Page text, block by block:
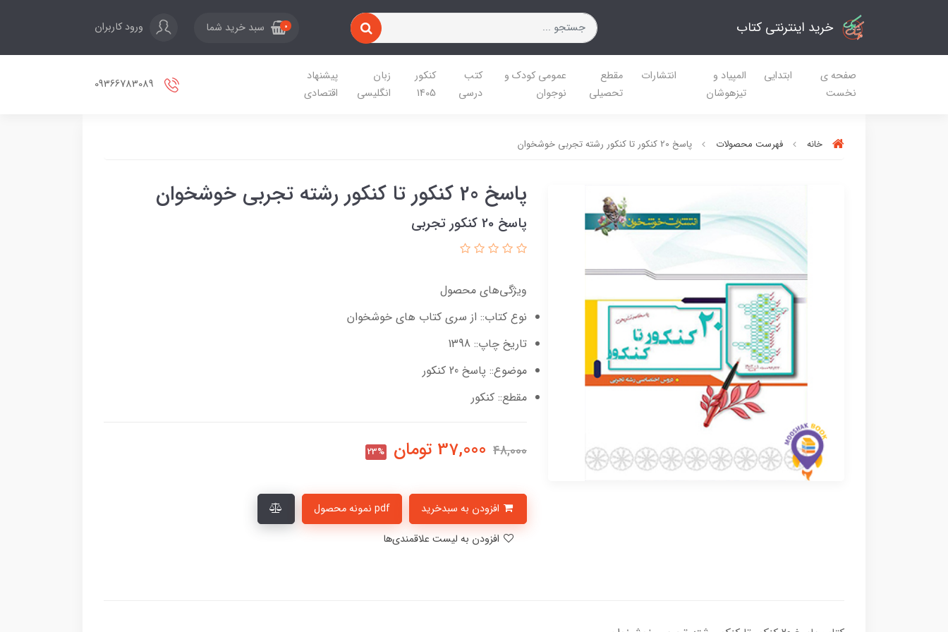
خرید اینترنتی کتاب 0 سبد خرید شما ورود کاربران
صفحه ی
نخست
ابتدایی
المپیاد و
تیزهوشان
انتشارات
مقطع
تحصیلی
عمومی کودک و
نوجوان
کتب
درسی
کنکور
1405
زبان
انگلیسی
پیشنهاد
اقتصادی
خانه فهرست محصولات پاسخ 20 کنکور تا کنکور رشته تجربی خوشخوان
پاسخ 20 کنکور تا کنکور رشته تجربی خوشخوان
پاسخ 20 کنکور تجربی
ویژگی‌های محصول
نوع کتاب:: از سری کتاب های خوشخوان
تاریخ چاپ:: 1398
موضوع:: پاسخ 20 کنکور
مقطع:: کنکور
48,000
37,000 تومان 23%
pdf نمونه محصول